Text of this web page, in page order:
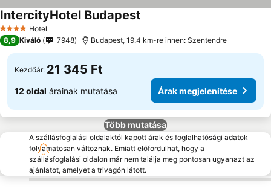
4 KategóriaHotel
IntercityHotel Budapest
8,9 Kiváló 7948 Budapest, 19.4 km-re innen: Szentendre
Kezdőár: 21 345 Ft
12 oldal árainak mutatása Árak megjelenítése
Több mutatása
A szállásfoglalási oldalaktól kapott árak és foglalhatósági adatok
folyamatosan változnak. Emiatt előfordulhat, hogy a
szállásfoglalási oldalon már nem találja meg pontosan ugyanazt az
ajánlatot, amelyet a trivagón látott.